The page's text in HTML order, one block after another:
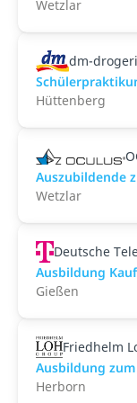
Wetzlar
dm-
Hüttenberg
Auszubildende
Wetzlar
Deutsche
Ausbildung
Gießen
Friedhelm
Ausbildung
Herborn